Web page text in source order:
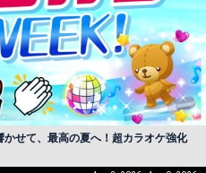
かせて、最高の夏へ！超カラオケ強化